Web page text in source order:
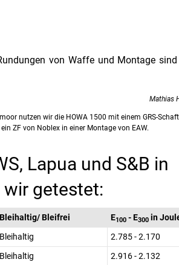
von Waffe und Montage
Mathias
nutzen wir die HOWA 1500 mit einem GRS-
ZF von Noblex in einer Montage von EAW.
Lapua und S&B in
getestet:
Bleihaltig/ Bleifrei E100 - E300 in
Bleihaltig
2.785 - 2.170
Bleihaltig
2.916 - 2.132